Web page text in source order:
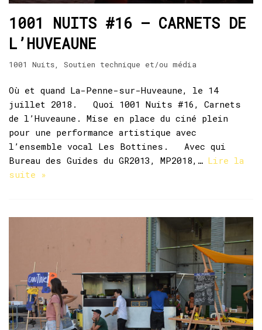
1001 NUITS #16 – CARNETS DE
L’HUVEAUNE
1001 Nuits Soutien technique et/ou média
Où et quand La-Penne-sur-Huveaune, le 14
juillet 2018. Quoi 1001 Nuits #16, Carnets
de l’Huveaune. Mise en place du ciné plein
pour une performance artistique avec
l’ensemble vocal Les Bottines. Avec qui
Bureau des Guides du GR2013, MP2018,… Lire la
suite »